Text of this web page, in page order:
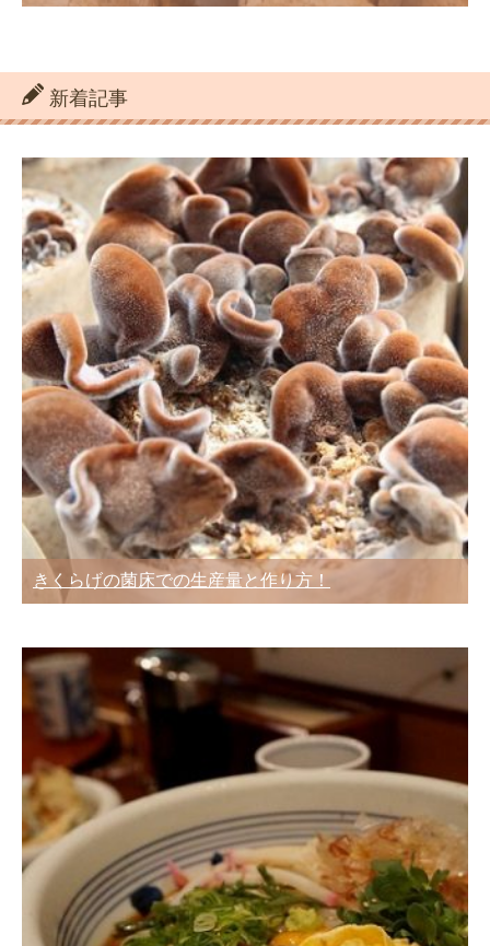
新着記事
きくらげの菌床での生産量と作り方！